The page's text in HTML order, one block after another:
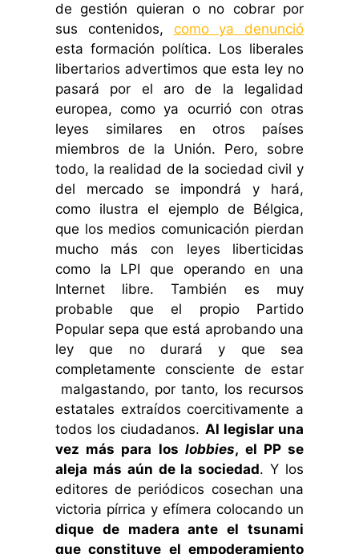
de gestión quieran o no cobrar por
sus contenidos, como ya denunció
esta formación política. Los liberales
libertarios advertimos que esta ley no
pasará por el aro de la legalidad
europea, como ya ocurrió con otras
leyes similares en otros países
miembros de la Unión. Pero, sobre
todo, la realidad de la sociedad civil y
del mercado se impondrá y hará,
como ilustra el ejemplo de Bélgica,
que los medios comunicación pierdan
mucho más con leyes liberticidas
como la LPI que operando en una
Internet libre. También es muy
probable que el propio Partido
Popular sepa que está aprobando una
ley que no durará y que sea
completamente consciente de estar
malgastando, por tanto, los recursos
estatales extraídos coercitivamente a
todos los ciudadanos. Al legislar una
vez más para loslobbies, el PP se
aleja más aún de la sociedad. Y los
editores de periódicos cosechan una
victoria pírrica y efímera colocando un
dique de madera ante el tsunami
que constituye el empoderamiento